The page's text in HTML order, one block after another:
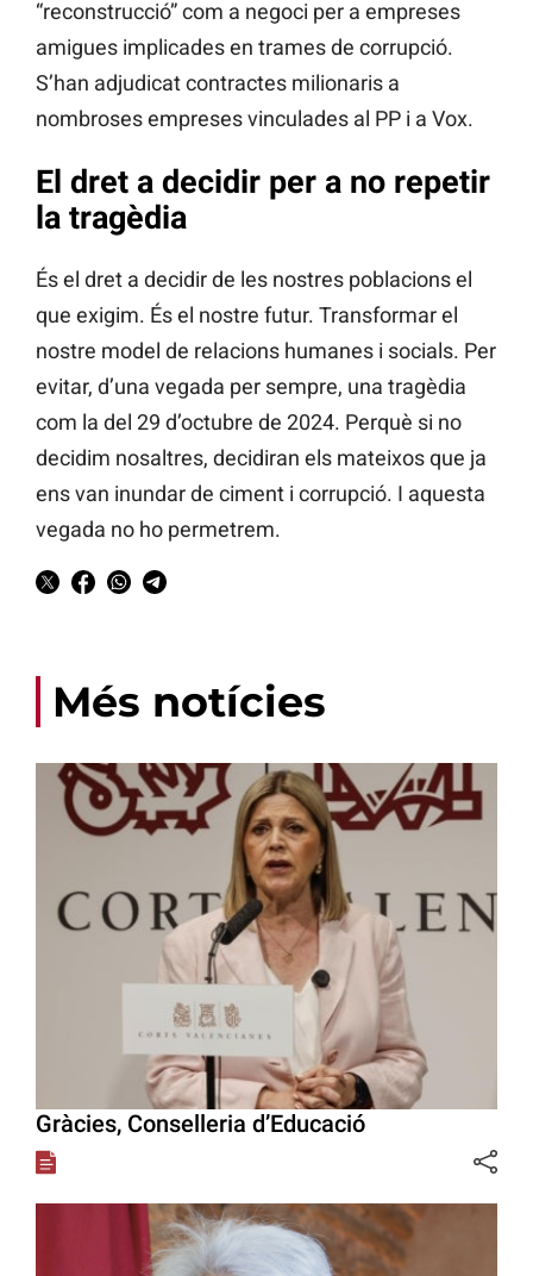
“reconstrucció” com a negoci per a empreses
amigues implicades en trames de corrupció.
S’han adjudicat contractes milionaris a
nombroses empreses vinculades al PP i a Vox.
El dret a decidir per a no repetir
la tragèdia
És el dret a decidir de les nostres poblacions el
que exigim. És el nostre futur. Transformar el
nostre model de relacions humanes i socials. Per
evitar, d’una vegada per sempre, una tragèdia
com la del 29 d’octubre de 2024. Perquè si no
decidim nosaltres, decidiran els mateixos que ja
ens van inundar de ciment i corrupció. I aquesta
vegada no ho permetrem.
Més notícies
Gràcies, Conselleria d’Educació